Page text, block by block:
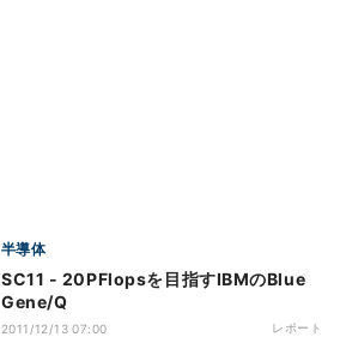
半導体
SC11 - 20PFlopsを目指すIBMのBlue
Gene/Q
2011/12/13 07:00 レポート